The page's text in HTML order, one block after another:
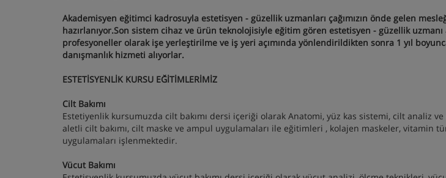
Akademisyen eğitimci kadrosuyla estetisyen - güzellik uzmanları çağımızın önde gelen
hazırlanıyor.Son sistem cihaz ve ürün teknolojisiyle eğitim gören estetisyen - güzellik
profesyoneller olarak işe yerleştirilme ve iş yeri açımında yönlendirildikten sonra 1 yıl
danışmanlık hizmeti alıyorlar.
ESTETİSYENLİK KURSU EĞİTİMLERİMİZ
Cilt Bakımı
Estetiyenlik kursumuzda cilt bakımı dersi içeriği olarak Anatomi, yüz kas sistemi, cilt analiz ve
aletli cilt bakımı, cilt maske ve ampul uygulamaları ile eğitimleri , kolajen maskeler, vitamin
uygulamaları işlenmektedir.
Vücut Bakımı